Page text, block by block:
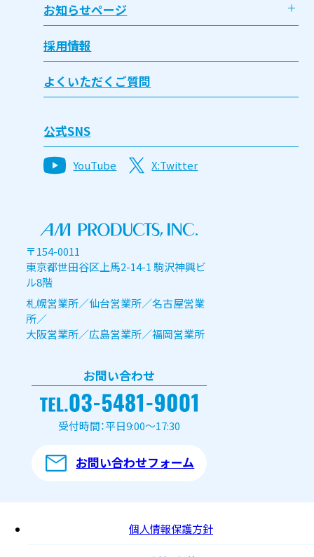
お知らせページ
採用情報
よくいただくご質問
公式SNS
YouTube X:Twitter
〒154-0011
東京都世田谷区上馬2-14-1 駒沢神興ビ
ル8階
札幌営業所／仙台営業所／名古屋営業
所／
大阪営業所／広島営業所／福岡営業所
お問い合わせ
受付時間：平日9:00～17:30
お問い合わせフォーム
個人情報保護方針